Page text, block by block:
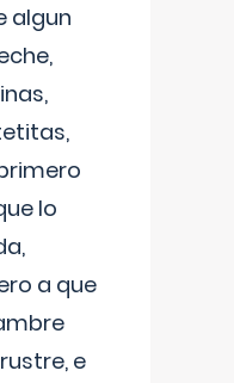
algun
lo
a que
e